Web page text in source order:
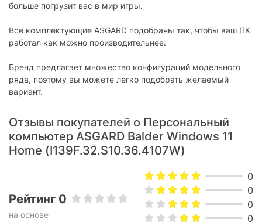
больше погрузит вас в мир игры.
Все комплектующие ASGARD подобраны так, чтобы ваш ПК
работал как можно производительнее.
Бренд предлагает множество конфигураций модельного
ряда, поэтому вы можете легко подобрать желаемый
вариант.
Отзывы покупателей о Персональный
компьютер ASGARD Balder Windows 11
Home (I139F.32.S10.36.4107W)
Рейтинг 0
на основе
0
0
0
0